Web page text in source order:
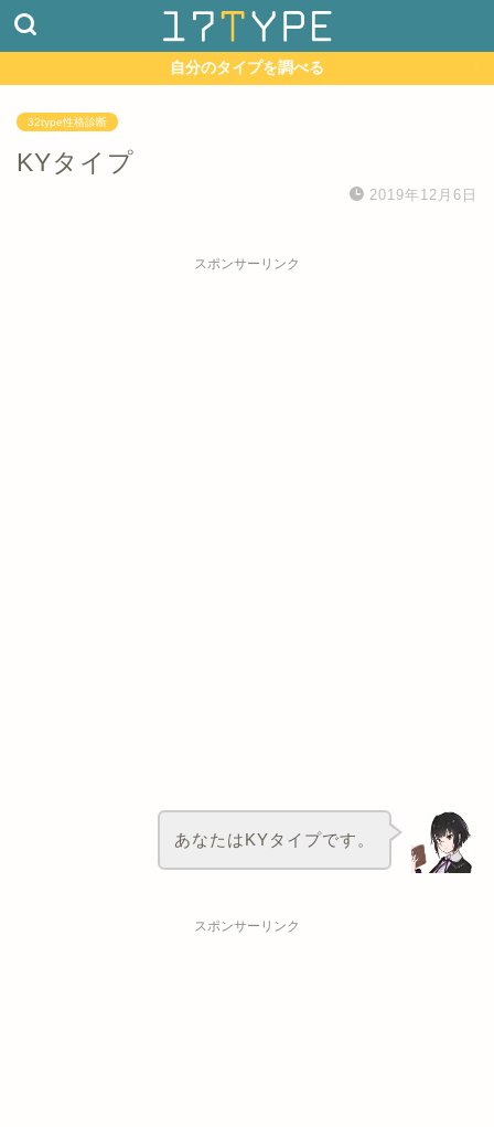
自分のタイプを調べる
32type性格診断
KYタイプ
2019年12月6日
スポンサーリンク
あなたはKYタイプです。
スポンサーリンク